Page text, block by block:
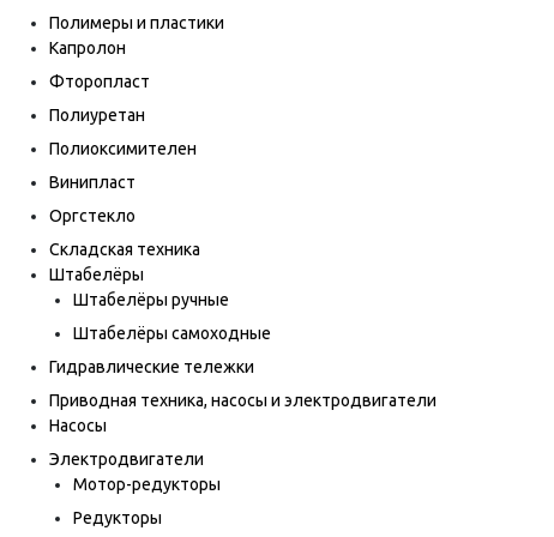
Полимеры и пластики
Капролон
Фторопласт
Полиуретан
Полиоксимителен
Винипласт
Оргстекло
Складская техника
Штабелёры
Штабелёры ручные
Штабелёры самоходные
Гидравлические тележки
Приводная техника, насосы и электродвигатели
Насосы
Электродвигатели
Мотор-редукторы
Редукторы